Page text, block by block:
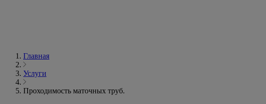
Главная
Услуги
Проходимость маточных труб.